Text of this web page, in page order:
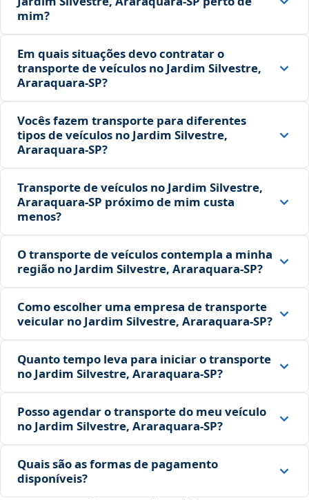
mim?
Em quais situações devo contratar o
transporte de veículos no Jardim Silvestre,
Araraquara‑SP?
Vocês fazem transporte para diferentes
tipos de veículos no Jardim Silvestre,
Araraquara‑SP?
Transporte de veículos no Jardim Silvestre,
Araraquara‑SP próximo de mim custa
menos?
O transporte de veículos contempla a minha
região no Jardim Silvestre, Araraquara‑SP?
Como escolher uma empresa de transporte
veicular no Jardim Silvestre, Araraquara‑SP?
Quanto tempo leva para iniciar o transporte
no Jardim Silvestre, Araraquara‑SP?
Posso agendar o transporte do meu veículo
no Jardim Silvestre, Araraquara‑SP?
Quais são as formas de pagamento
disponíveis?